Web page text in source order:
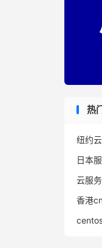
热
纽约
香港